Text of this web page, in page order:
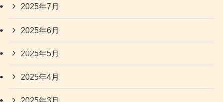
2025年7月
2025年6月
2025年5月
2025年4月
2025年3月